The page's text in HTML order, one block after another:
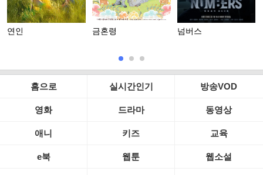
연인 금혼령 넘버스
홈으로 실시간인기 방송VOD
영화 드라마 동영상
애니 키즈 교육
e북 웹툰 웹소설